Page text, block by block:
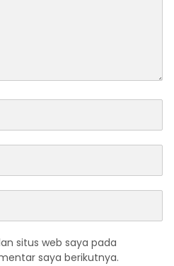
situs web saya pada
saya berikutnya.